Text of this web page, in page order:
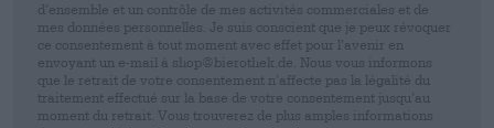
d’ensemble et un contrôle de mes activités commerciales et de
mes données personnelles. Je suis conscient que je peux révoquer
ce consentement à tout moment avec effet pour l’avenir en
envoyant un e-mail à shop@bierothek.de. Nous vous informons
que le retrait de votre consentement n’affecte pas la légalité du
traitement effectué sur la base de votre consentement jusqu’au
moment du retrait. Vous trouverez de plus amples informations